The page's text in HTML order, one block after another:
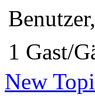
1 Gast/
New